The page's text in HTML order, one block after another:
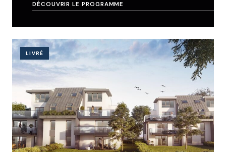
DÉCOUVRIR LE PROGRAMME
LIVRÉ